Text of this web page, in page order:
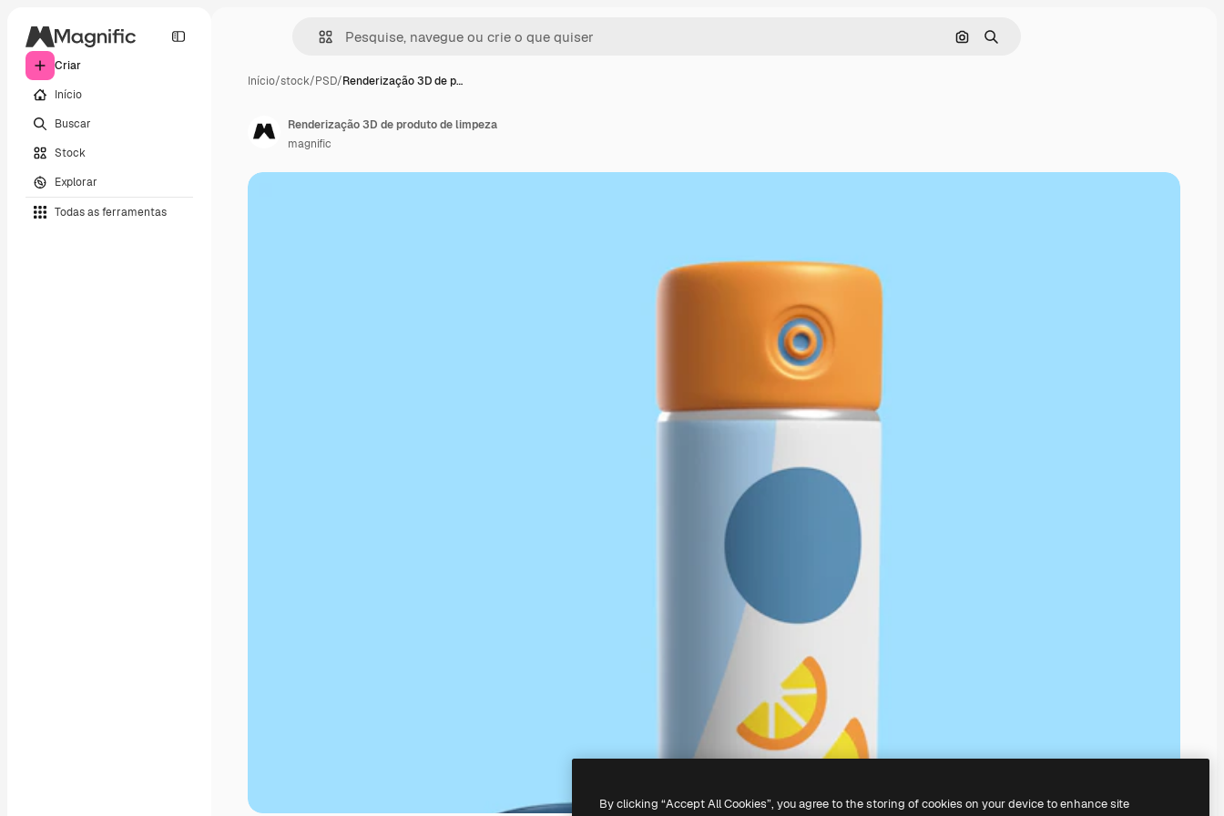
Criar
Início
Buscar
Stock
Explorar
Todas as ferramentas
Pesquisar por imagem
Buscar
Início/stock/PSD/Renderização 3D de p…
Renderização 3D de produto de limpeza
magnific
By clicking “Accept All Cookies”, you agree to the storing of cookies on your device to enhance site